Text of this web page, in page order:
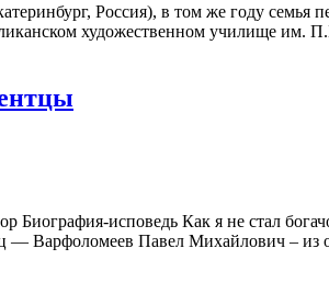
Россия), в том же году семья
художественном училище им.
исповедь Как я не стал
Варфоломеев Павел Михайлович – из